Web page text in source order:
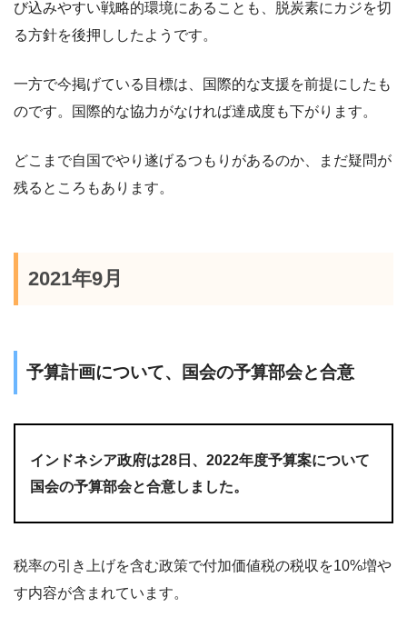
び込みやすい戦略的環境にあることも、脱炭素にカジを切
る方針を後押ししたようです。
一方で今掲げている目標は、国際的な支援を前提にしたも
のです。国際的な協力がなければ達成度も下がります。
どこまで自国でやり遂げるつもりがあるのか、まだ疑問が
残るところもあります。
2021年9月
予算計画について、国会の予算部会と合意
インドネシア政府は28⽇、2022年度予算案について
国会の予算部会と合意しました。
税率の引き上げを含む政策で付加価値税の税収を10%増や
す内容が含まれています。